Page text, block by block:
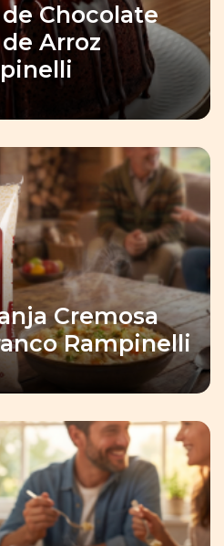
Chocolate
Arroz
Cremosa
Rampinelli